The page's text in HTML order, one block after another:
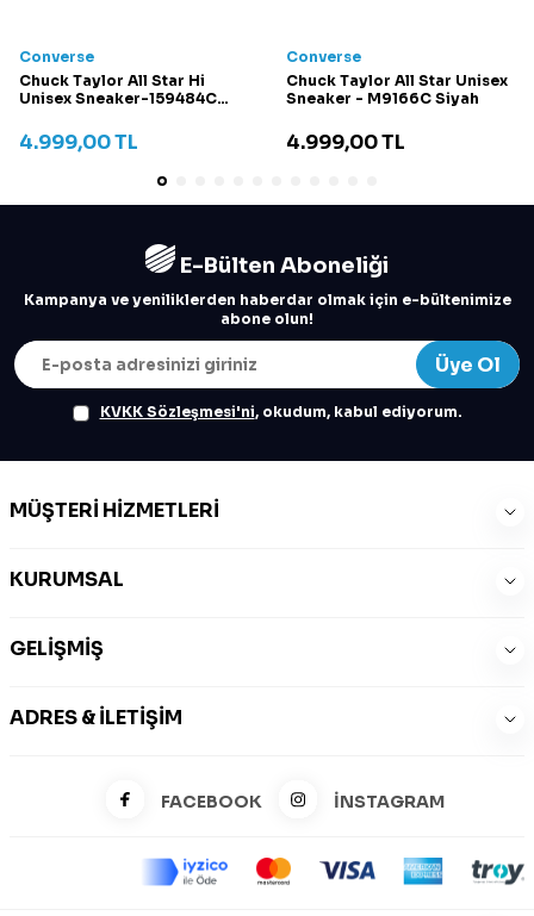
Converse
Chuck Taylor All Star Hi
Unisex Sneaker-159484C
4.999,00TL
Converse
Chuck Taylor All Star Unisex
Sneaker - M9166C Siyah
4.999,00TL
E-Bülten Aboneliği
Kampanya ve yeniliklerden haberdar olmak için e-bültenimize
abone olun!
Üye Ol
KVKK Sözleşmesi'ni, okudum, kabul ediyorum.
MÜŞTERI HIZMETLERI
KURUMSAL
GELIŞMIŞ
ADRES & İLETIŞIM
FACEBOOK İNSTAGRAM